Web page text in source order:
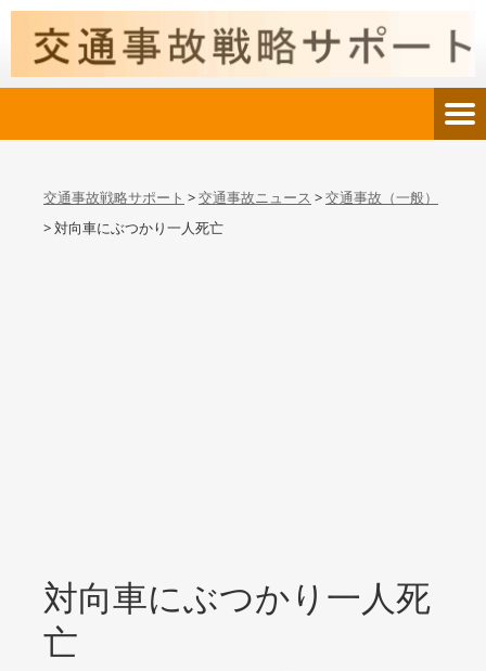
交通事故戦略サポート >交通事故ニュース >交通事故（一般）
>対向車にぶつかり一人死亡
対向車にぶつかり一人死
亡